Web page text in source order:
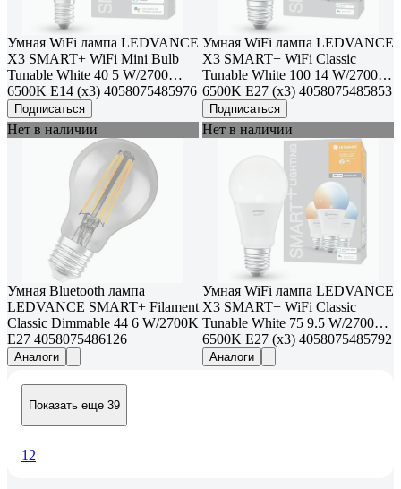
Умная WiFi лампа LEDVANCE
Х3 SMART+ WiFi Mini Bulb
Tunable White 40 5 W/2700…
6500K E14 (x3) 4058075485976
Подписаться
Умная WiFi лампа LEDVANCE
Х3 SMART+ WiFi Classic
Tunable White 100 14 W/2700…
6500K E27 (x3) 4058075485853
Подписаться
Нет в наличии
Умная Bluetooth лампа
LEDVANCE SMART+ Filament
Classic Dimmable 44 6 W/2700K
E27 4058075486126
Аналоги
Нет в наличии
Умная WiFi лампа LEDVANCE
Х3 SMART+ WiFi Classic
Tunable White 75 9.5 W/2700…
6500K E27 (x3) 4058075485792
Аналоги
Показать еще 39
1 2